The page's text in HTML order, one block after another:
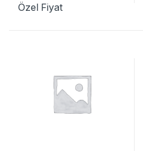
Özel Fiyat